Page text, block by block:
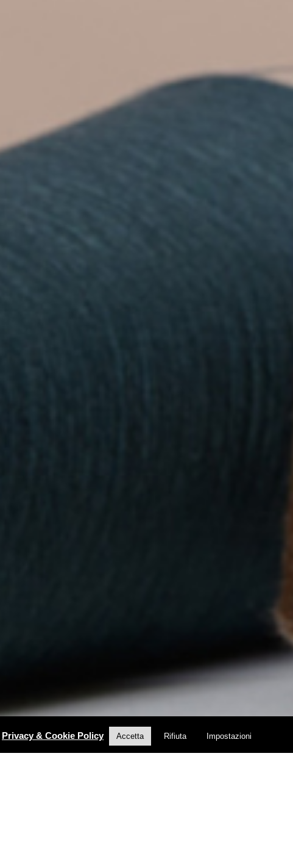
Privacy & Cookie Policy Accetta Rifiuta Impostazioni